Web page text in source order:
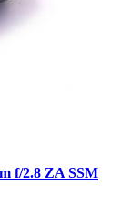
f/2.8 ZA SSM